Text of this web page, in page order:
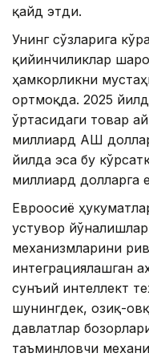
қайд этди.
Унинг сўзларига
қийинчиликлар
ҳамкорликни
ортмоқда. 2025
ўртасидаги товар
миллиард АҚШ
йилда эса бу
миллиард долларга
Евроосиё
устувор
механизмларини
интеграциялашган
сунъий интеллект
шунингдек, озиқ-
давлатлар
таъминловчи